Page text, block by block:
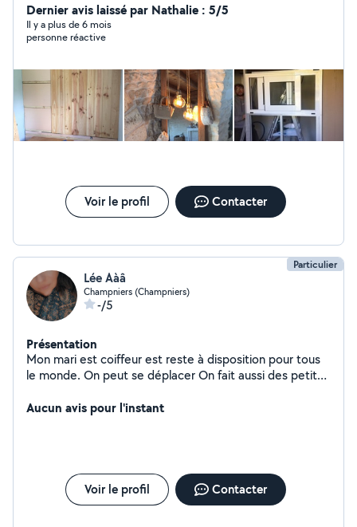
Je peint je pose de la tapisserie du carrelage Petit
travaux de maçonnerie ( chape reagrage...) Si je
m'engage sur un chantier c'est que je sais que je suis
est que le client soit satisfait et heureux du résultat
Dernier avis laissé par Nathalie : 5/5
Il y a plus de 6 mois
personne réactive
Voir le profil Contacter
Particulier
Lée Aàâ
Champniers (Champniers)
-/5
Présentation
Mon mari est coiffeur est reste à disposition pour tous
le monde. On peut se déplacer On fait aussi des petites
Aucun avis pour l'instant
Voir le profil Contacter